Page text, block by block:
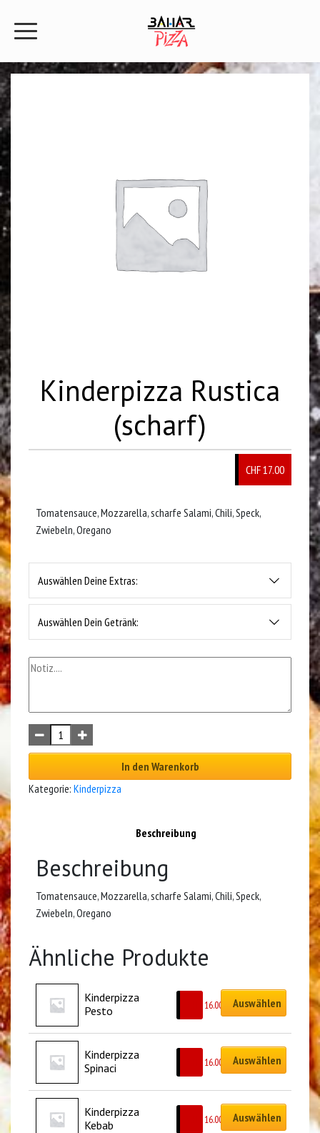
Kinderpizza Rustica
(scharf)
CHF 17.00
Tomatensauce, Mozzarella, scharfe Salami, Chili, Speck,
Zwiebeln, Oregano
Auswählen Deine Extras:
Auswählen Dein Getränk:
In den Warenkorb
Kategorie: Kinderpizza
Beschreibung
Beschreibung
Tomatensauce, Mozzarella, scharfe Salami, Chili, Speck,
Zwiebeln, Oregano
Ähnliche Produkte
Kinderpizza
Pesto
16.00 Auswählen
Kinderpizza
Spinaci
16.00 Auswählen
Kinderpizza
Kebab
16.00 Auswählen